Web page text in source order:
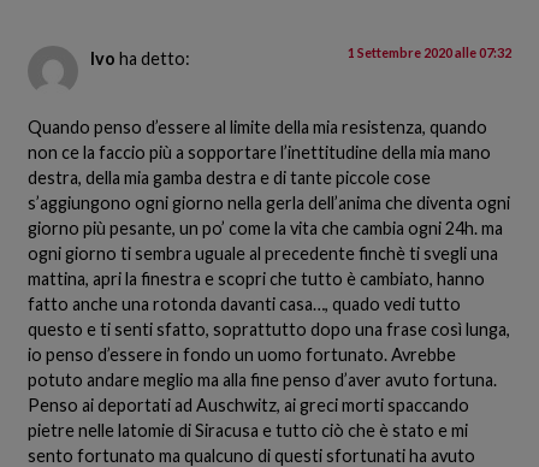
Ivo ha detto: 1 Settembre 2020 alle 07:32
Quando penso d’essere al limite della mia resistenza, quando
non ce la faccio più a sopportare l’inettitudine della mia mano
destra, della mia gamba destra e di tante piccole cose
s’aggiungono ogni giorno nella gerla dell’anima che diventa ogni
giorno più pesante, un po’ come la vita che cambia ogni 24h. ma
ogni giorno ti sembra uguale al precedente finchè ti svegli una
mattina, apri la finestra e scopri che tutto è cambiato, hanno
fatto anche una rotonda davanti casa…, quado vedi tutto
questo e ti senti sfatto, soprattutto dopo una frase così lunga,
io penso d’essere in fondo un uomo fortunato. Avrebbe
potuto andare meglio ma alla fine penso d’aver avuto fortuna.
Penso ai deportati ad Auschwitz, ai greci morti spaccando
pietre nelle latomie di Siracusa e tutto ciò che è stato e mi
sento fortunato ma qualcuno di questi sfortunati ha avuto